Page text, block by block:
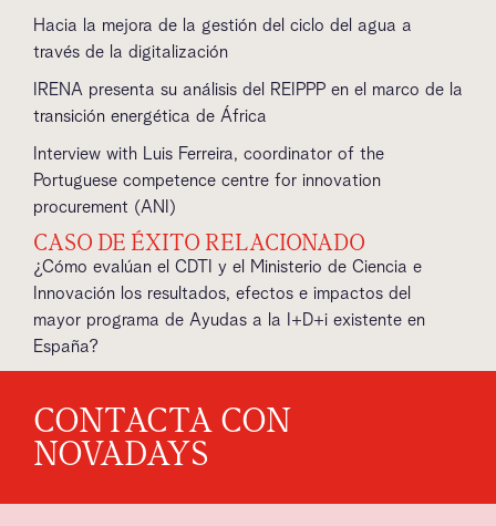
Hacia la mejora de la gestión del ciclo del agua a
través de la digitalización
IRENA presenta su análisis del REIPPP en el marco de la
transición energética de África
Interview with Luis Ferreira, coordinator of the
Portuguese competence centre for innovation
procurement (ANI)
CASO DE ÉXITO RELACIONADO
¿Cómo evalúan el CDTI y el Ministerio de Ciencia e
Innovación los resultados, efectos e impactos del
mayor programa de Ayudas a la I+D+i existente en
España?
CONTACTA CON
NOVADAYS